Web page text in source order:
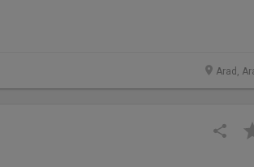
Arad,